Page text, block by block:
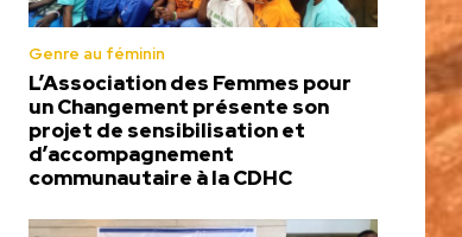
Genre au féminin
L’Association des Femmes pour
un Changement présente son
projet de sensibilisation et
d’accompagnement
communautaire à la CDHC